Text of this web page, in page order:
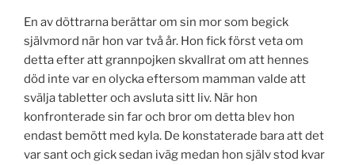
En av döttrarna berättar om sin mor som begick
självmord när hon var två år. Hon fick först veta om
detta efter att grannpojken skvallrat om att hennes
död inte var en olycka eftersom mamman valde att
svälja tabletter och avsluta sitt liv. När hon
konfronterade sin far och bror om detta blev hon
endast bemött med kyla. De konstaterade bara att det
var sant och gick sedan iväg medan hon själv stod kvar